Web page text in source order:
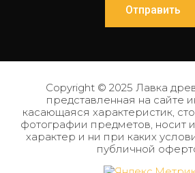
Отправить
Copyright © 2025 Лавка
представленная на сайте
касающаяся характеристик,
фотографии предметов, носит
характер и ни при каких
публичной